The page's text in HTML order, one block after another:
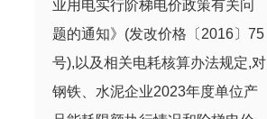
业用电实行阶梯电价政策有关问
题的通知》(发改价格〔2016〕75
号),以及相关电耗核算办法规定,对
钢铁、水泥企业2023年度单位产